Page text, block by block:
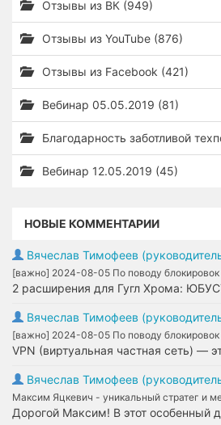
Отзывы из ВК (949)
Отзывы из YouTube (876)
Отзывы из Facebook (421)
Вебинар 05.05.2019 (81)
Благодарность заботливой
Вебинар 12.05.2019 (45)
НОВЫЕ КОММЕНТАРИИ
Вячеслав Тимофеев
[важно] 2024-08-05 По поводу блокировок
2 расширения для Гугл Хрома:
Вячеслав Тимофеев
[важно] 2024-08-05 По поводу блокировок
VPN (виртуальная частная сеть) —
Вячеслав Тимофеев
Максим Яцкевич - уникальный стратег и
Дорогой Максим! В этот особенный